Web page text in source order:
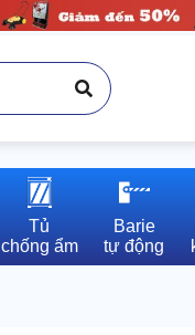
Tủ
chống ẩm
Barie
tự động